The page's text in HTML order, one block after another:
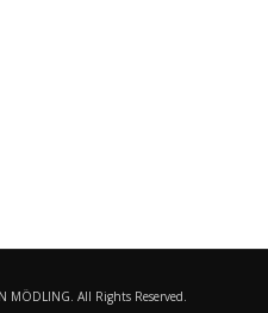
All Rights Reserved.